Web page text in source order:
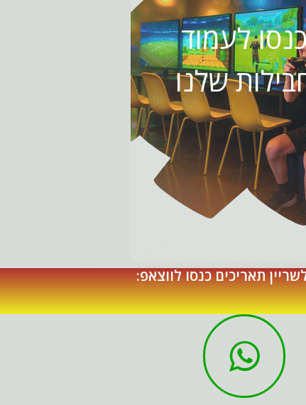
לעמוד
שלנו
תאריכים כנסו לווצאפ: